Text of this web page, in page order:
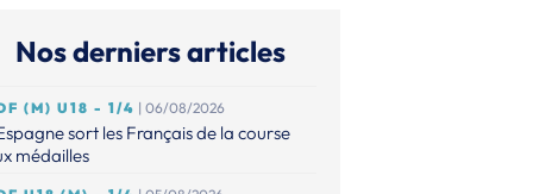
Nos derniers articles
(M) U18 - 1/4 | 06/08/2026
sort les Français de la course
médailles